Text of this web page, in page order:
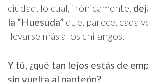
ciudad, lo cual, irónicamente,
la “Huesuda” que, parece, cada
llevarse más a los chilangos.
Y tú, ¿qué tan lejos estás de
sin vuelta al panteón?